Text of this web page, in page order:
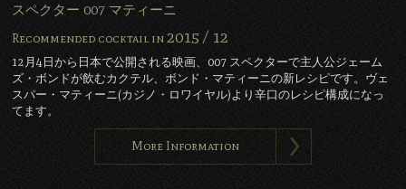
スペクター 007 マティーニ
Recommended cocktail in2015 / 12
12月4日から日本で公開される映画、007 スペクターで主人公ジェーム
ズ・ボンドが飲むカクテル、ボンド・マティーニの新レシピです。ヴェ
スパー・マティーニ(カジノ・ロワイヤル)より辛口のレシピ構成になっ
てます。
More Information